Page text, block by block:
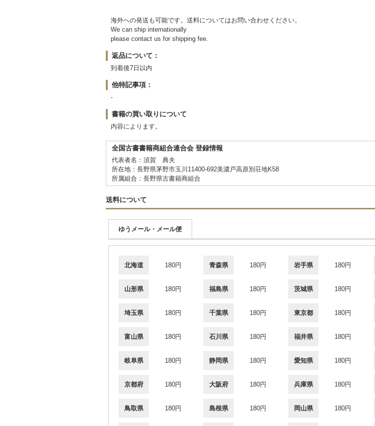
海外への発送も可能です。送料についてはお問い合わせください。
We can ship internationally
please contact us for shipping fee.
返品について：
到着後7日以内
他特記事項：
-
書籍の買い取りについて
内容によります。
全国古書書籍商組合連合会 登録情報
代表者名：須賀 典夫
所在地：長野県茅野市玉川11400-692美濃戸高原別荘地K58
所属組合：長野県古書籍商組合
送料について
ゆうメール・メール便
北海道 180円 青森県 180円 岩手県 180円
山形県 180円 福島県 180円 茨城県 180円
埼玉県 180円 千葉県 180円 東京都 180円
富山県 180円 石川県 180円 福井県 180円
岐阜県 180円 静岡県 180円 愛知県 180円
京都府 180円 大阪府 180円 兵庫県 180円
鳥取県 180円 島根県 180円 岡山県 180円